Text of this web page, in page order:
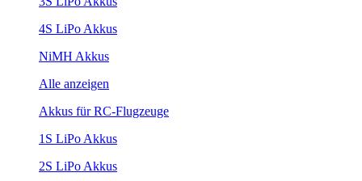
4S LiPo Akkus
NiMH Akkus
Alle anzeigen
Akkus für RC-Flugzeuge
1S LiPo Akkus
2S LiPo Akkus